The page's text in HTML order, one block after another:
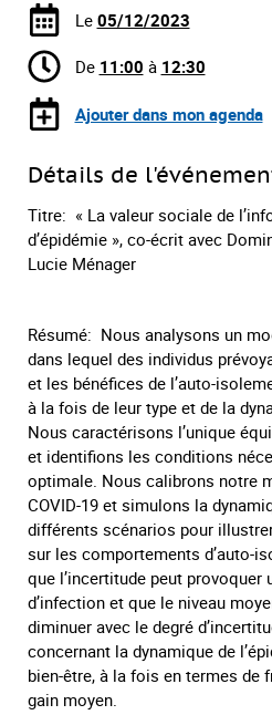
Le 05/12/2023
De 11:00 à 12:30
Ajouter dans mon agenda
Détails de
Titre: « La valeur sociale de
d’épidémie », co-écrit avec
Lucie Ménager
Résumé: Nous analysons un
dans lequel des individus
et les bénéfices de l’auto-
à la fois de leur type et de la
Nous caractérisons l’unique
et identifions les conditions
optimale. Nous calibrons notre
COVID-19 et simulons la
différents scénarios pour
sur les comportements d’auto-
que l’incertitude peut provoquer
d’infection et que le niveau
diminuer avec le degré
concernant la dynamique de
bien-être, à la fois en termes de
gain moyen.